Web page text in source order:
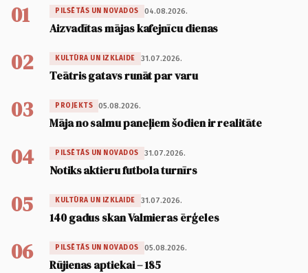
01 PILSĒTĀS UN NOVADOS 04.08.2026.
Aizvadītas mājas kafejnīcu dienas
02 KULTŪRA UN IZKLAIDE 31.07.2026.
Teātris gatavs runāt par varu
03 PROJEKTS 05.08.2026.
Māja no salmu paneļiem šodien ir realitāte
04 PILSĒTĀS UN NOVADOS 31.07.2026.
Notiks aktieru futbola turnīrs
05 KULTŪRA UN IZKLAIDE 31.07.2026.
140 gadus skan Valmieras ērģeles
06 PILSĒTĀS UN NOVADOS 05.08.2026.
Rūjienas aptiekai – 185